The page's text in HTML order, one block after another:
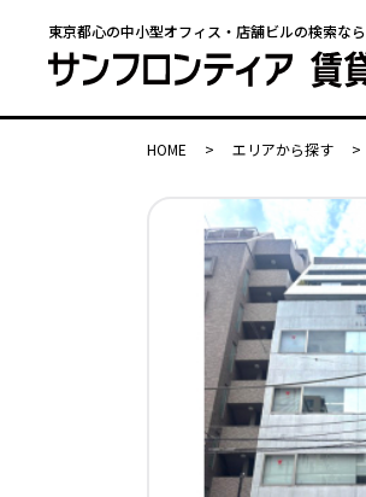
東京都心の中小型オフィス・店舗ビルの検索なら
HOME > エリアから探す >